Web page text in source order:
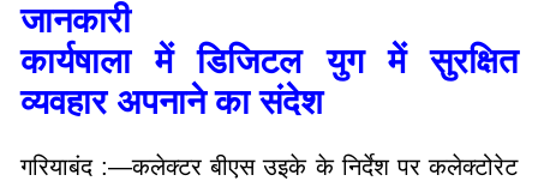
जानकारी
कार्यषाला में डिजिटल युग में सुरक्षित
व्यवहार अपनाने का संदेश
गरियाबंद :—कलेक्टर बीएस उइके के निर्देश पर कलेक्टोरेट